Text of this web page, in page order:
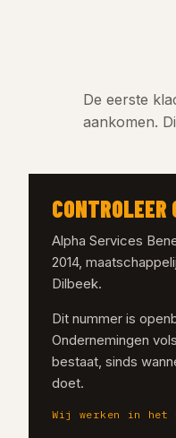
De eerste
aankomen.
CONTROLEER
Alpha Services
2014,
Dilbeek.
Dit nummer is
Ondernemingen
bestaat, sinds
doet.
Wij werken in het